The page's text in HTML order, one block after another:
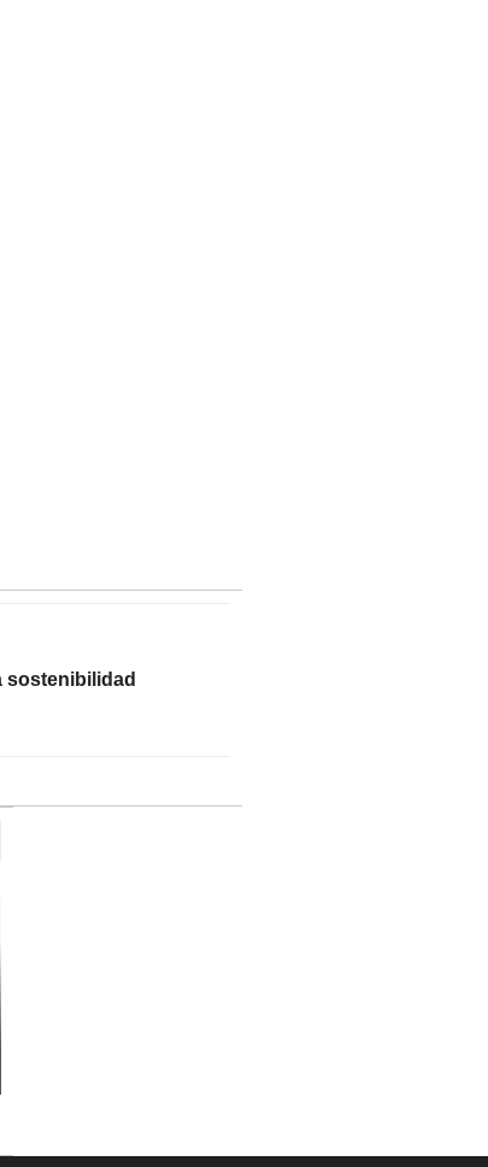
sostenibilidad